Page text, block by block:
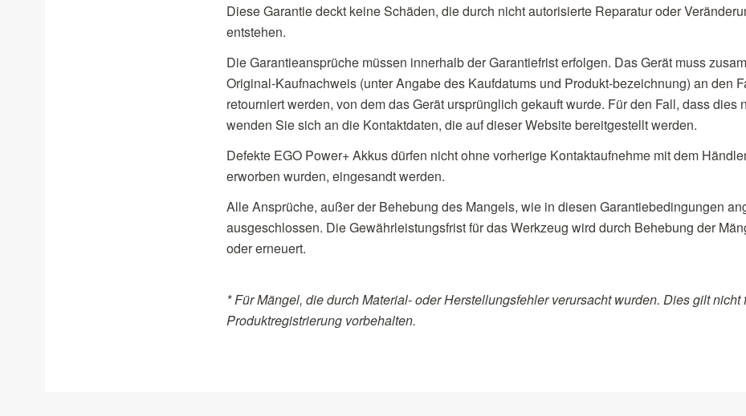
Diese Garantie deckt keine Schäden, die durch nicht autorisierte Reparatur oder
entstehen.
Die Garantieansprüche müssen innerhalb der Garantiefrist erfolgen. Das Gerät muss
Original-Kaufnachweis (unter Angabe des Kaufdatums und Produkt-bezeichnung) an den
retourniert werden, von dem das Gerät ursprünglich gekauft wurde. Für den Fall, dass dies
wenden Sie sich an die Kontaktdaten, die auf dieser Website bereitgestellt werden.
Defekte EGO Power+ Akkus dürfen nicht ohne vorherige Kontaktaufnehme mit dem
erworben wurden, eingesandt werden.
Alle Ansprüche, außer der Behebung des Mangels, wie in diesen Garantiebedingungen
ausgeschlossen. Die Gewährleistungsfrist für das Werkzeug wird durch Behebung der
oder erneuert.
* Für Mängel, die durch Material- oder Herstellungsfehler verursacht wurden. Dies gilt nicht
Produktregistrierung vorbehalten.